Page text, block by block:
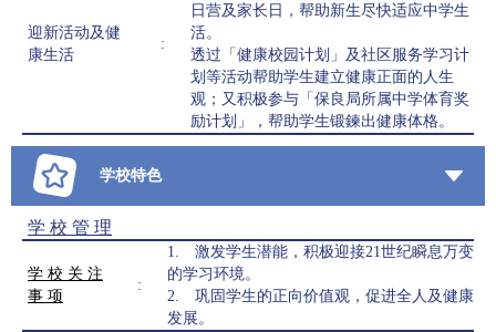
迎新活动及健
康生活
:
日营及家长日，帮助新生尽快适应中学生
活。
透过「健康校园计划」及社区服务学习计
划等活动帮助学生建立健康正面的人生
观；又积极参与「保良局所属中学体育奖
励计划」，帮助学生锻鍊出健康体格。
学校特色
学 校 管 理
学 校 关 注
事 项
:
1. 激发学生潜能，积极迎接21世纪瞬息万变
的学习环境。
2. 巩固学生的正向价值观，促进全人及健康
发展。